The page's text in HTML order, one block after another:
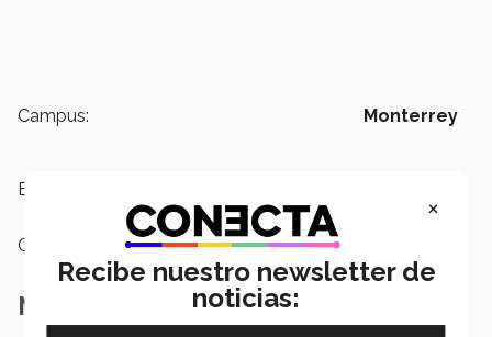
Campus: Monterrey
Etiquetas:
Categoría:
Notas Relacionadas
×
Recibe nuestro newsletter de
noticias: